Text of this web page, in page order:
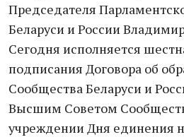
Председателя
Беларуси и России
Сегодня исполняется
подписания Договора об
Сообщества Беларуси и
Высшим Советом
учреждении Дня единения